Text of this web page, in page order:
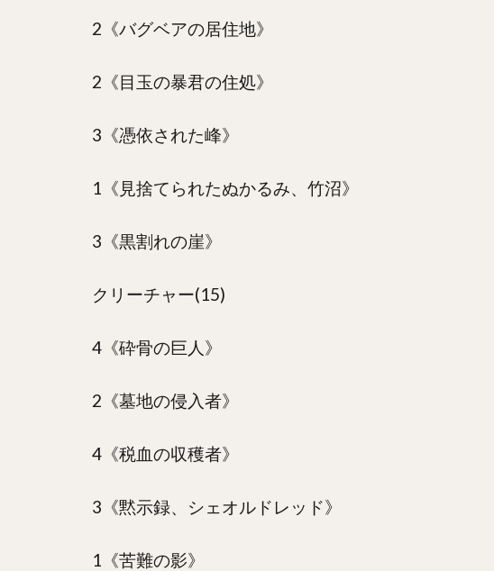
2《バグベアの居住地》
2《目玉の暴君の住処》
3《憑依された峰》
1《見捨てられたぬかるみ、竹沼》
3《黒割れの崖》
クリーチャー(15)
4《砕骨の巨人》
2《墓地の侵入者》
4《税血の収穫者》
3《黙示録、シェオルドレッド》
1《苦難の影》